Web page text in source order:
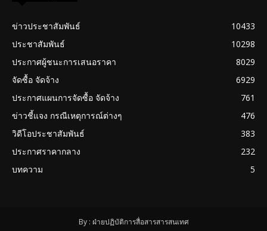
ข่าวประชาสัมพันธ์
10433
ประชาสัมพันธ์
10298
ประกาศผู้ชนะการเสนอราคา
8029
จัดซื้อ จัดจ้าง
6929
ประกาศแผนการจัดซื้อ จัดจ้าง
761
ข่าวชี้แจง กรณีเหตุการณ์ต่างๆ
476
วิดีโอประชาสัมพันธ์
383
ประกาศราคากลาง
232
บทความ
5
By : ฝ่ายปฏิบัติการสื่อสารสารสนเทศ